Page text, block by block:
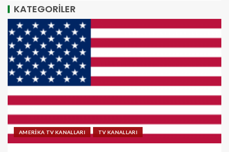
KATEGORİLER
AMERİKA TV KANALLARI TV KANALLARI